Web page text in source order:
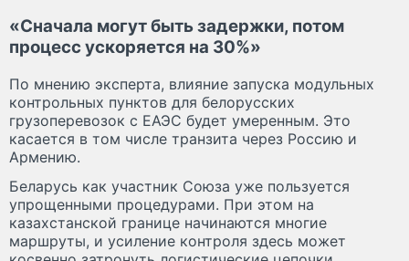
«Сначала могут быть задержки, потом
процесс ускоряется на 30%»
По мнению эксперта, влияние запуска модульных
контрольных пунктов для белорусских
грузоперевозок с ЕАЭС будет умеренным. Это
касается в том числе транзита через Россию и
Армению.
Беларусь как участник Союза уже пользуется
упрощенными процедурами. При этом на
казахстанской границе начинаются многие
маршруты, и усиление контроля здесь может